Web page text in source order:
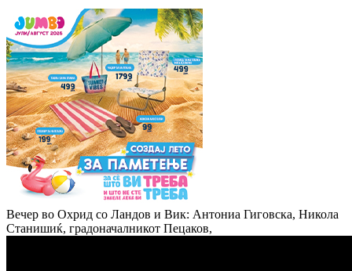
Вечер во Охрид со Ландов и Вик: Антониа Гиговска, Никола
Станишиќ, градоначалникот Пецаков,